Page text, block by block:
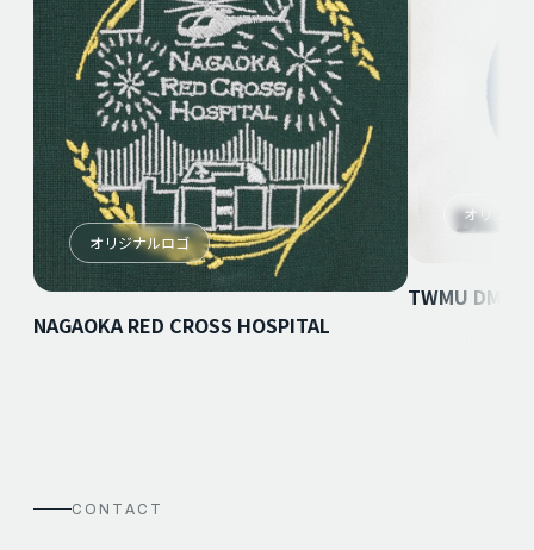
オリジナルロゴ
NAGAOKA RED CROSS HOSPITAL
オリジナ
TWMU DMC
CONTACT